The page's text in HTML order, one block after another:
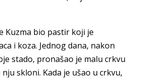
Kuzma bio pastir koji je
i koza. Jednog dana, nakon
stado, pronašao je malu crkvu
skloni. Kada je ušao u crkvu,